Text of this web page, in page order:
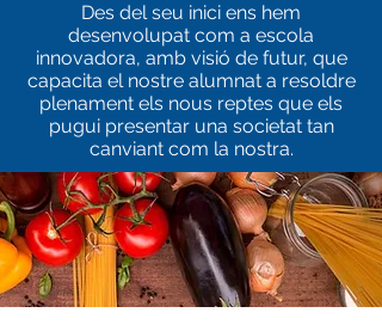
Des del seu inici ens hem
desenvolupat com a escola
innovadora, amb visió de futur, que
capacita el nostre alumnat a resoldre
plenament els nous reptes que els
pugui presentar una societat tan
canviant com la nostra.